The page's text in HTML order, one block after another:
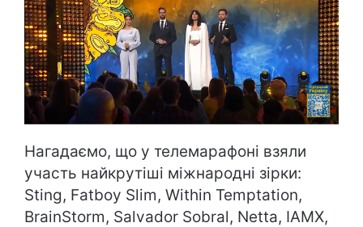
Нагадаємо, що у телемарафоні взяли
участь найкрутіші міжнародні зірки:
Sting, Fatboy Slim, Within Temptation,
BrainStorm, Salvador Sobral, Netta, IAMX,